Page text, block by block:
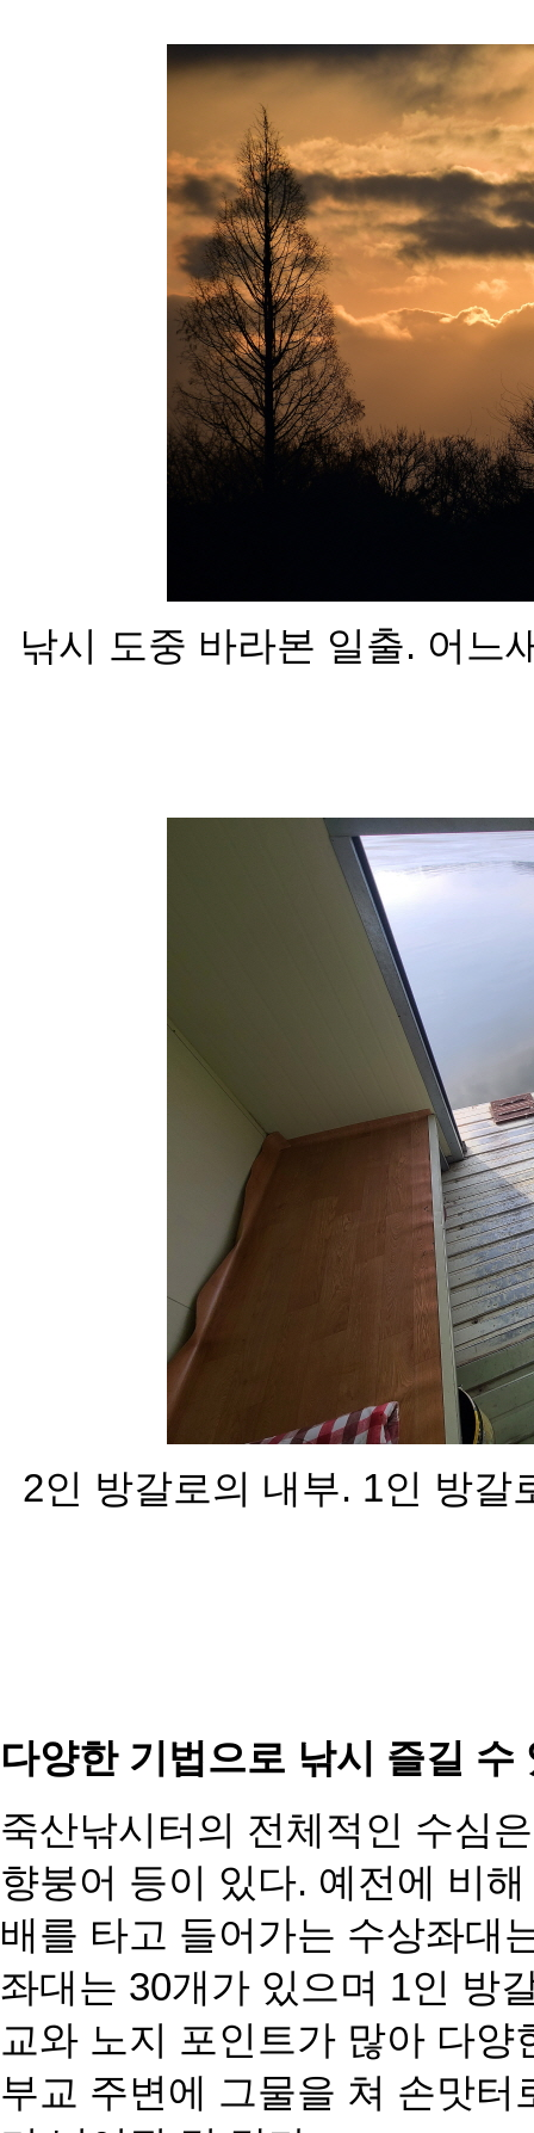
낚시 도중 바라본 일출. 어느
2인 방갈로의 내부. 1인 방갈
다양한 기법으로 낚시 즐길 수
죽산낚시터의 전체적인 수심
향붕어 등이 있다. 예전에 비
배를 타고 들어가는 수상좌대
좌대는 30개가 있으며 1인 방
교와 노지 포인트가 많아 다양
부교 주변에 그물을 쳐 손맛